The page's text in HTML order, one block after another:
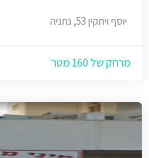
יוסף ויתקין 53, נתניה
מרחק של 160 מטר